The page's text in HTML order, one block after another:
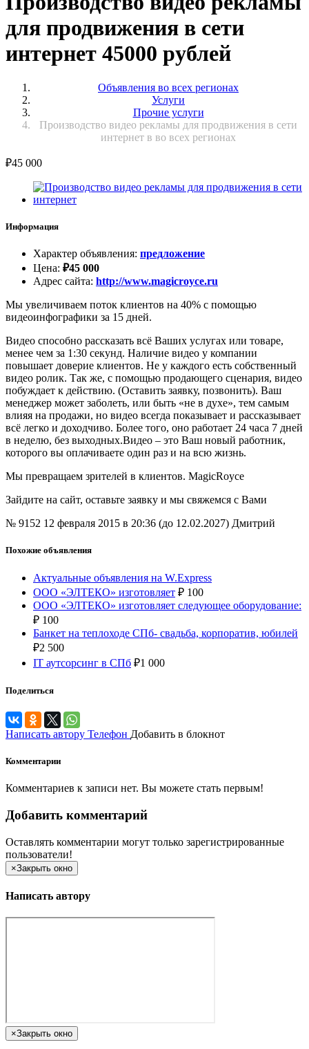
для продвижения в сети
интернет 45000 рублей
Объявления во всех регионах
Услуги
Прочие услуги
Производство видео рекламы для продвижения в сети
интернет в во всех регионах
₽45 000
Информация
Характер объявления: предложение
Цена: ₽45 000
Адрес сайта: http://www.magicroyce.ru
Мы увеличиваем поток клиентов на 40% с помощью
видеоинфографики за 15 дней.
Видео способно рассказать всё Ваших услугах или товаре,
менее чем за 1:30 секунд. Наличие видео у компании
повышает доверие клиентов. Не у каждого есть собственный
видео ролик. Так же, с помощью продающего сценария, видео
побуждает к действию. (Оставить заявку, позвонить). Ваш
менеджер может заболеть, или быть «не в духе», тем самым
влияя на продажи, но видео всегда показывает и рассказывает
всё легко и доходчиво. Более того, оно работает 24 часа 7 дней
в неделю, без выходных.Видео – это Ваш новый работник,
которого вы оплачиваете один раз и на всю жизнь.
Мы превращаем зрителей в клиентов. MagicRoyce
Зайдите на сайт, оставьте заявку и мы свяжемся с Вами
№ 9152 12 февраля 2015 в 20:36 (до 12.02.2027) Дмитрий
Похожие объявления
Актуальные объявления на W.Express
ООО «ЭЛТЕКО» изготовляет ₽ 100
ООО «ЭЛТЕКО» изготовляет следующее оборудование:
₽ 100
Банкет на теплоходе СПб- свадьба, корпоратив, юбилей
₽2 500
IT аутсорсинг в СПб ₽1 000
Поделиться
Написать автору Телефон Добавить в блокнот
Комментарии
Комментариев к записи нет. Вы можете стать первым!
Добавить комментарий
Оставлять комментарии могут только зарегистрированные
пользователи!
×Закрыть окно
Написать автору
×Закрыть окно